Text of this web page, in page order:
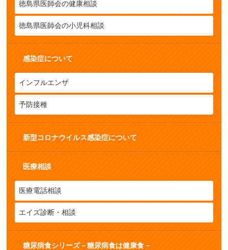
徳島県医師会の健康相談
徳島県医師会の小児科相談
感染症について
インフルエンザ
予防接種
新型コロナウイルス感染症について
医療相談
医療電話相談
エイズ診断・相談
糖尿病食シリーズ－糖尿病食は健康食－